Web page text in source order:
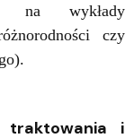
na wykłady
czy
traktowania i